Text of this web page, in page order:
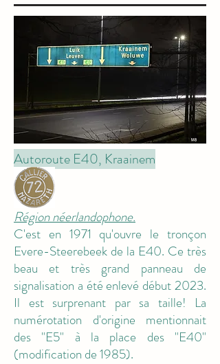
Autoroute E40, Kraainem
Région néerlandophone.
C'est en 1971 qu'ouvre le tronçon
Evere-Steerebeek de la E40. Ce très
beau et très grand panneau de
signalisation a été enlevé début 2023.
Il est surprenant par sa taille! La
numérotation d'origine mentionnait
des "E5" à la place des "E40"
(modification de 1985).